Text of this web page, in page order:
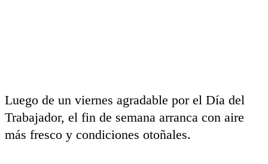
Luego de un viernes agradable por el Día del
Trabajador, el fin de semana arranca con aire
más fresco y condiciones otoñales.